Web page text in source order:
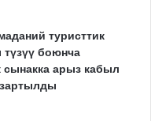
туристтик
түзүү боюнча
сынакка арыз кабыл